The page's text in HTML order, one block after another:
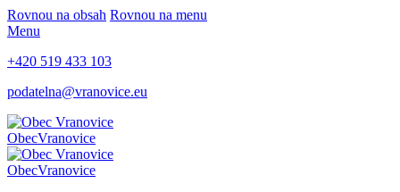
Rovnou na obsah Rovnou na menu
Menu
+420 519 433 103
podatelna@vranovice.eu
ObecVranovice
ObecVranovice